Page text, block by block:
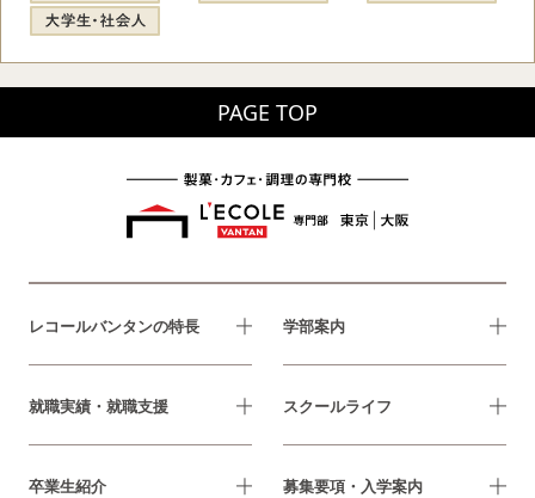
PAGE TOP
レコールバンタンの特長 学部案内
就職実績・就職支援 スクールライフ
卒業生紹介 募集要項・入学案内